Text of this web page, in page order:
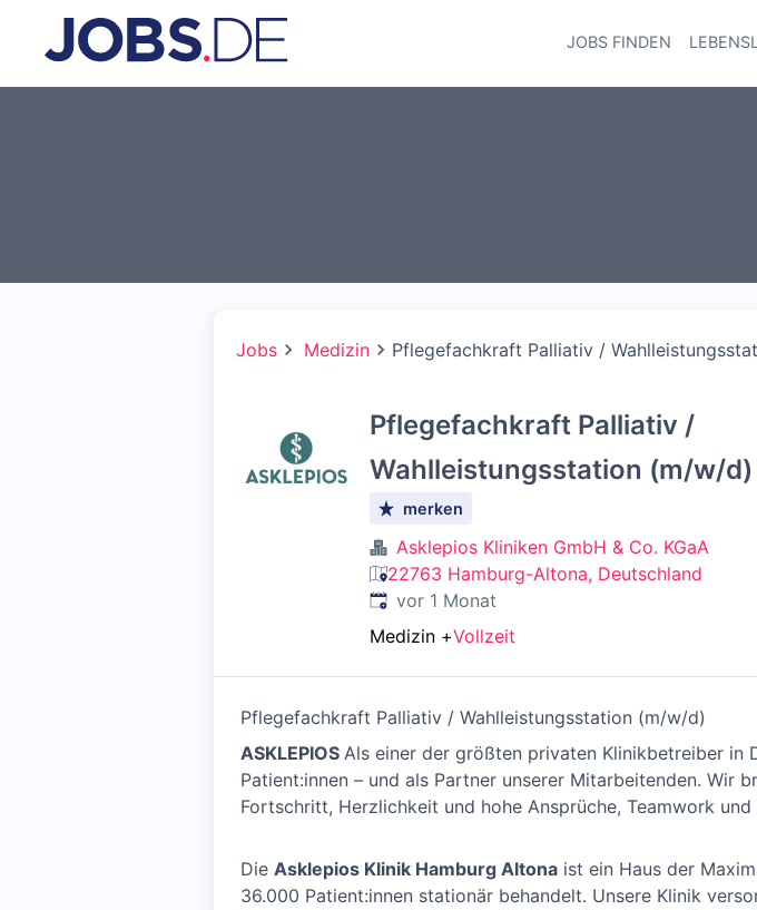
JOBS FINDEN
Jobs Medizin Pflegefachkraft Palliativ /
Pflegefachkraft Palliativ /
Wahlleistungsstation (m/w/d)
merken
Asklepios Kliniken GmbH & Co. KGaA
22763 Hamburg-Altona, Deutschland
Veröffentlicht:
vor 1 Monat
Medizin +Vollzeit
Pflegefachkraft Palliativ / Wahlleistungsstation (m/w/d)
ASKLEPIOS Als einer der größten privaten Klinikbetreiber in
Patient:innen – und als Partner unserer Mitarbeitenden. Wir
Fortschritt, Herzlichkeit und hohe Ansprüche, Teamwork
Die Asklepios Klinik Hamburg Altona ist ein Haus der
36.000 Patient:innen stationär behandelt. Unsere Klinik